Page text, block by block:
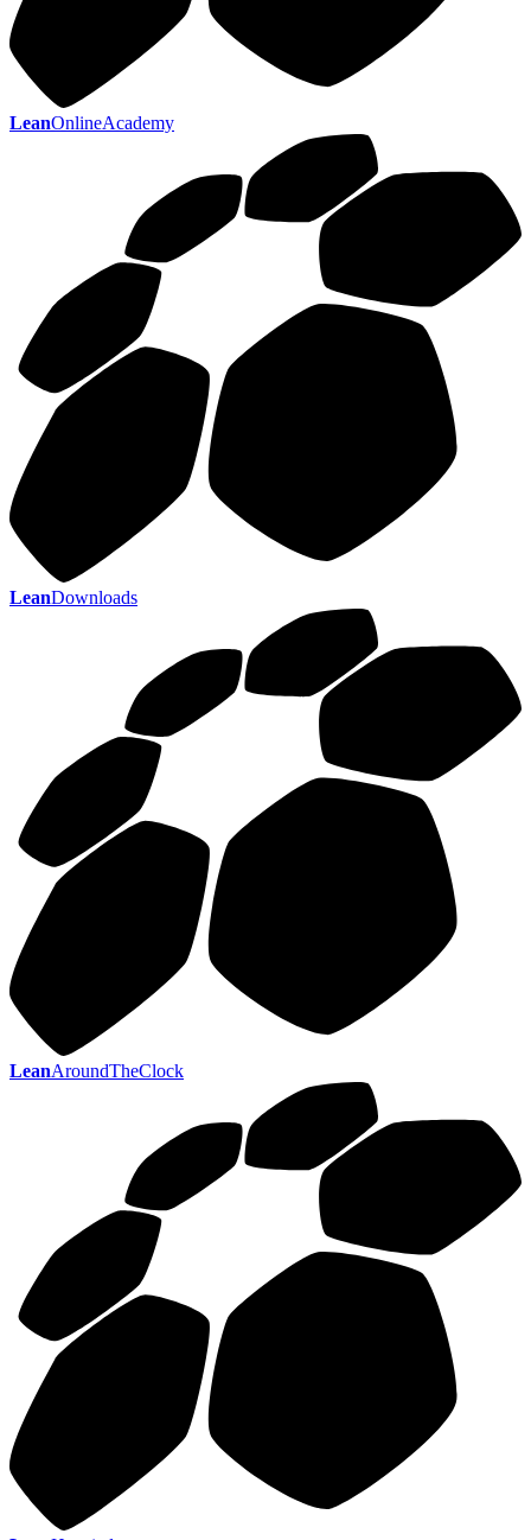
LeanOnlineAcademy
LeanDownloads
LeanAroundTheClock